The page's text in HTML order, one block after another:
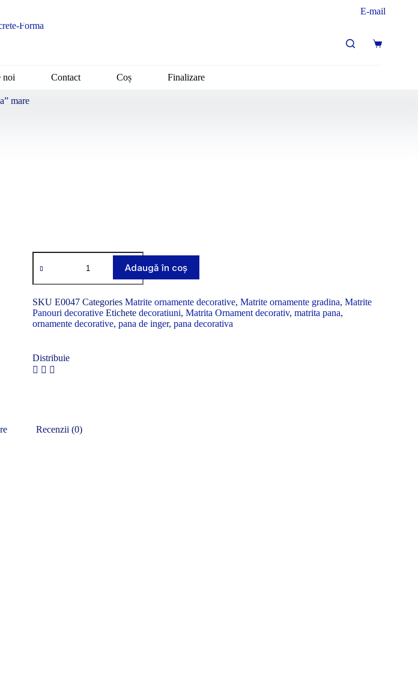
E-mail
noi Contact Coș Finalizare
mare
Adaugă în coș
SKU E0047 Categories Matrite ornamente decorative, Matrite ornamente gradina, Matrite
Panouri decorative Etichete decoratiuni, Matrita Ornament decorativ, matrita pana,
ornamente decorative, pana de inger, pana decorativa
Distribuie
Recenzii (0)